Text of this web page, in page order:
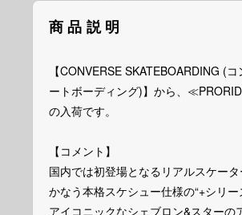
商品説明
【CONVERSE SKATEBOARDING (
ートボーディング)】から、
の入荷です。
【コメント】
国内では初登場となるリアルスケー
かなう本格スケシュー仕様の“+シリー
アイコニックなシェブロン&スターの